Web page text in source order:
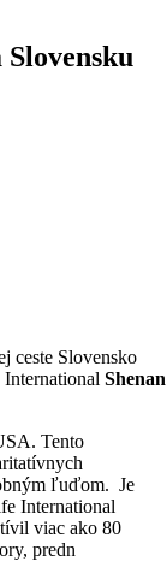
ceste Slovensko
InternationalShenan
Tento
ľuďom. Je
International
viac ako 80
ry, predn